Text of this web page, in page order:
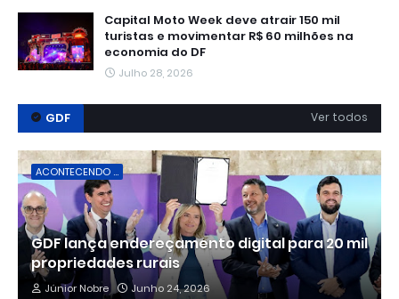
Capital Moto Week deve atrair 150 mil
turistas e movimentar R$ 60 milhões na
economia do DF
Julho 28, 2026
GDF Ver todos
ACONTECENDO ...
GDF lança endereçamento digital para 20 mil
propriedades rurais
Júnior Nobre Junho 24, 2026